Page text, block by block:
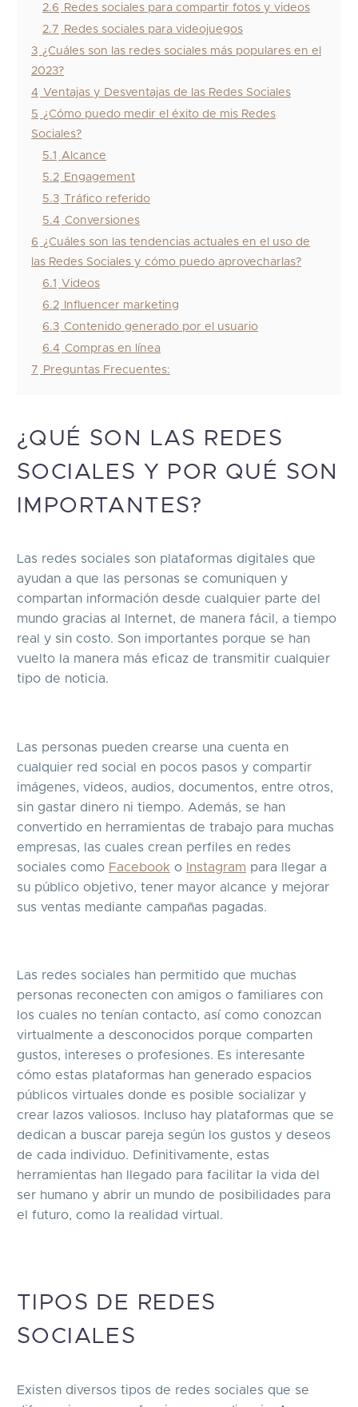
2.6
Redes sociales para compartir fotos y videos
2.7
Redes sociales para videojuegos
3 ¿Cuáles son las redes sociales más populares en el
2023?
4 Ventajas y Desventajas de las Redes Sociales
5 ¿Cómo puedo medir el éxito de mis Redes
Sociales?
5.1 Alcance
5.2 Engagement
5.3
Tráfico referido
5.4 Conversiones
6 ¿Cuáles son las tendencias actuales en el uso de
las Redes Sociales y cómo puedo aprovecharlas?
6.1
Videos
6.2
Influencer marketing
6.3 Contenido generado por el usuario
6.4 Compras en línea
7
Preguntas Frecuentes:
¿QUÉ SON LAS REDES
SOCIALES Y POR QUÉ SON
IMPORTANTES?
Las redes sociales son plataformas digitales que
ayudan a que las personas se comuniquen y
compartan información desde cualquier parte del
mundo gracias al Internet, de manera fácil, a tiempo
real y sin costo. Son importantes porque se han
vuelto la manera más eficaz de transmitir cualquier
tipo de noticia.
Las personas pueden crearse una cuenta en
cualquier red social en pocos pasos y compartir
imágenes, videos, audios, documentos, entre otros,
sin gastar dinero ni tiempo. Además, se han
convertido en herramientas de trabajo para muchas
empresas, las cuales crean perfiles en redes
sociales como Facebook o Instagram para llegar a
su público objetivo, tener mayor alcance y mejorar
sus ventas mediante campañas pagadas.
Las redes sociales han permitido que muchas
personas reconecten con amigos o familiares con
los cuales no tenían contacto, así como conozcan
virtualmente a desconocidos porque comparten
gustos, intereses o profesiones. Es interesante
cómo estas plataformas han generado espacios
públicos virtuales donde es posible socializar y
crear lazos valiosos. Incluso hay plataformas que se
dedican a buscar pareja según los gustos y deseos
de cada individuo. Definitivamente, estas
herramientas han llegado para facilitar la vida del
ser humano y abrir un mundo de posibilidades para
el futuro, como la realidad virtual.
TIPOS DE REDES
SOCIALES
Existen diversos tipos de redes sociales que se